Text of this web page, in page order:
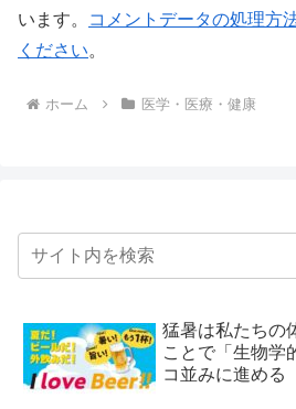
います。
コメントデータの処理方
ください。
ホーム 医学・医療・健康
猛暑は私たちの
ことで「生物学
コ並みに進める